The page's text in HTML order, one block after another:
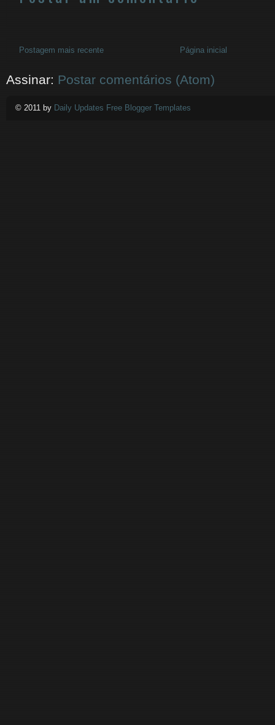
Postagem mais recente Página inicial
Assinar: Postar comentários (Atom)
© 2011 by Daily Updates Free Blogger Templates